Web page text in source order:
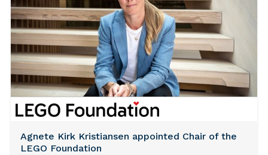
Agnete Kirk Kristiansen appointed Chair of the
LEGO Foundation